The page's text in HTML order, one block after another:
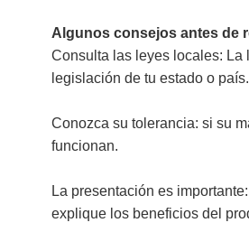
Algunos consejos antes de
Consulta las leyes locales: La
legislación de tu estado o país.
Conozca su tolerancia: si su
funcionan.
La presentación es
explique los beneficios del